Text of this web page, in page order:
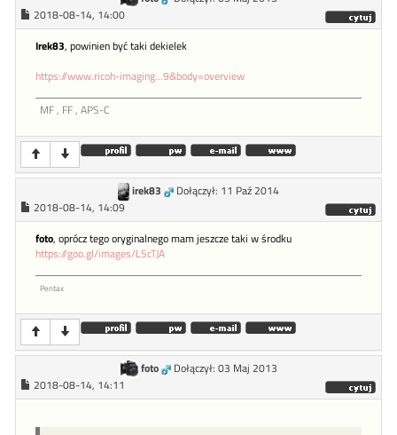
2018-08-14, 14:00
Irek83, powinien być taki dekielek
https://www.ricoh-imaging...9&body=overview
MF , FF , APS-C
irek83
Dołączył: 11 Paź 2014
2018-08-14, 14:09
foto, oprócz tego oryginalnego mam jeszcze taki w środku
https://goo.gl/images/LScTJA
Pentax
foto
Dołączył: 03 Maj 2013
2018-08-14, 14:11